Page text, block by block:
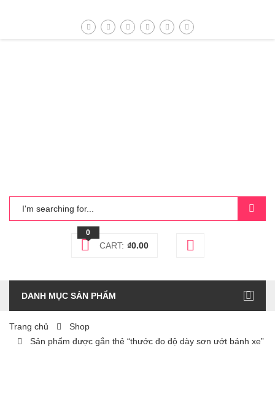
0
CART: ₫0.00
DANH MỤC SẢN PHẨM
Trang chủ
Shop
Sản phẩm được gắn thẻ “thước đo độ dày sơn ướt bánh xe”